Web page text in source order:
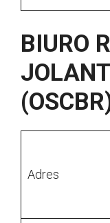
BIURO
Adres